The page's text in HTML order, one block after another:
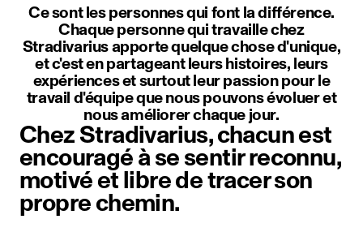
Ce sont les personnes qui font la différence.
Chaque personne qui travaille chez
Stradivarius apporte quelque chose d'unique,
et c'est en partageant leurs histoires, leurs
expériences et surtout leur passion pour le
travail d'équipe que nous pouvons évoluer et
nous améliorer chaque jour.
Chez Stradivarius, chacun est
encouragé à se sentir reconnu,
motivé et libre de tracer son
propre chemin.